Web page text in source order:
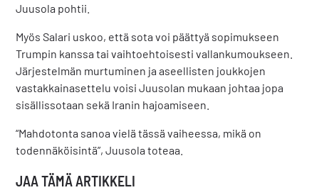
Juusola pohtii.
Myös Salari uskoo, että sota voi päättyä sopimukseen
Trumpin kanssa tai vaihtoehtoisesti vallankumoukseen.
Järjestelmän murtuminen ja aseellisten joukkojen
vastakkainasettelu voisi Juusolan mukaan johtaa jopa
sisällissotaan sekä Iranin hajoamiseen.
“Mahdotonta sanoa vielä tässä vaiheessa, mikä on
todennäköisintä”, Juusola toteaa.
JAA TÄMÄ ARTIKKELI